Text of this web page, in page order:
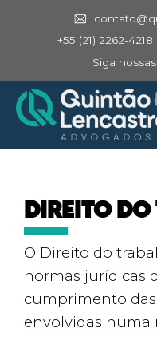
+55 (21) 2262-4218
Siga
DIREITO
O Direito do
normas jurídicas
cumprimento
envolvidas numa